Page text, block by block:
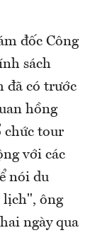
đốc Công
sách
đã có trước
hồng
chức tour
với các
nói du
lịch", ông
ngày qua